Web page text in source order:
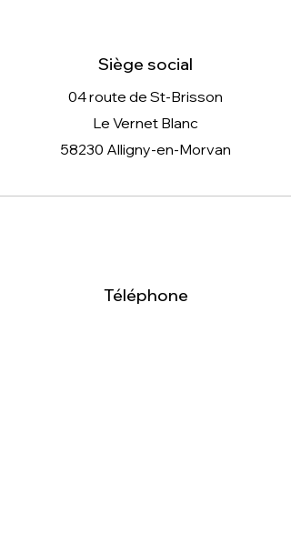
Siège social
04 route de St-Brisson
Le Vernet Blanc
58230 Alligny-en-Morvan
Téléphone